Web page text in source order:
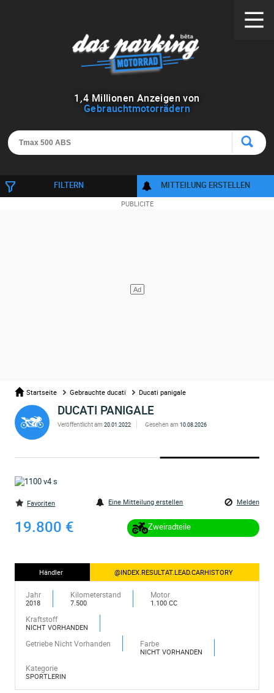
1 ,4 Millionen Anzeigen von
Gebrauchtmotorrädern
FILTERN MITTEILUNG ERSTELLEN
Startseite Gebrauchte ducati Ducati panigale
DUCATI PANIGALE
Veröffentlicht am 20.01.2022 Gesehen am 10.08.2026
Favoriten Eine Mitteilung erstellen Melden
19.800 € Zweiradteile
Händler @INDEX.RESULTAT.LEAD.CARHISTORY
Jahr
2018
Kilometerstand
7.500
Motor
1.100 CC
Kraftstoff
NICHT VORHANDEN
Getriebe Nicht Vorhanden Farbe
NICHT VORHANDEN
Kategorie
SPORTLERIN